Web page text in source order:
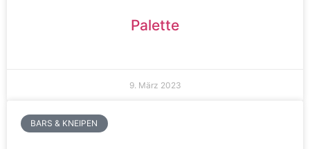
Palette
9. März 2023
BARS & KNEIPEN